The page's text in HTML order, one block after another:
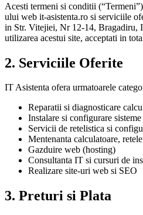
Acesti termeni si conditii
ului web it-asistenta.ro si serviciile
in Str. Vitejiei, Nr 12-14, Bragadiru,
utilizarea acestui site, acceptati in
2. Serviciile Oferite
IT Asistenta ofera urmatoarele
Reparatii si diagnosticare
Instalare si configurare
Servicii de retelistica si
Mentenanta calculatoare,
Gazduire web (hosting)
Consultanta IT si cursuri de
Realizare site-uri web si SEO
3. Preturi si Plata